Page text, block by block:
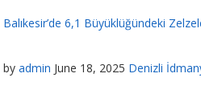
Balıkesir’de 6,1 Büyüklüğündeki
by admin June 18, 2025 Denizli